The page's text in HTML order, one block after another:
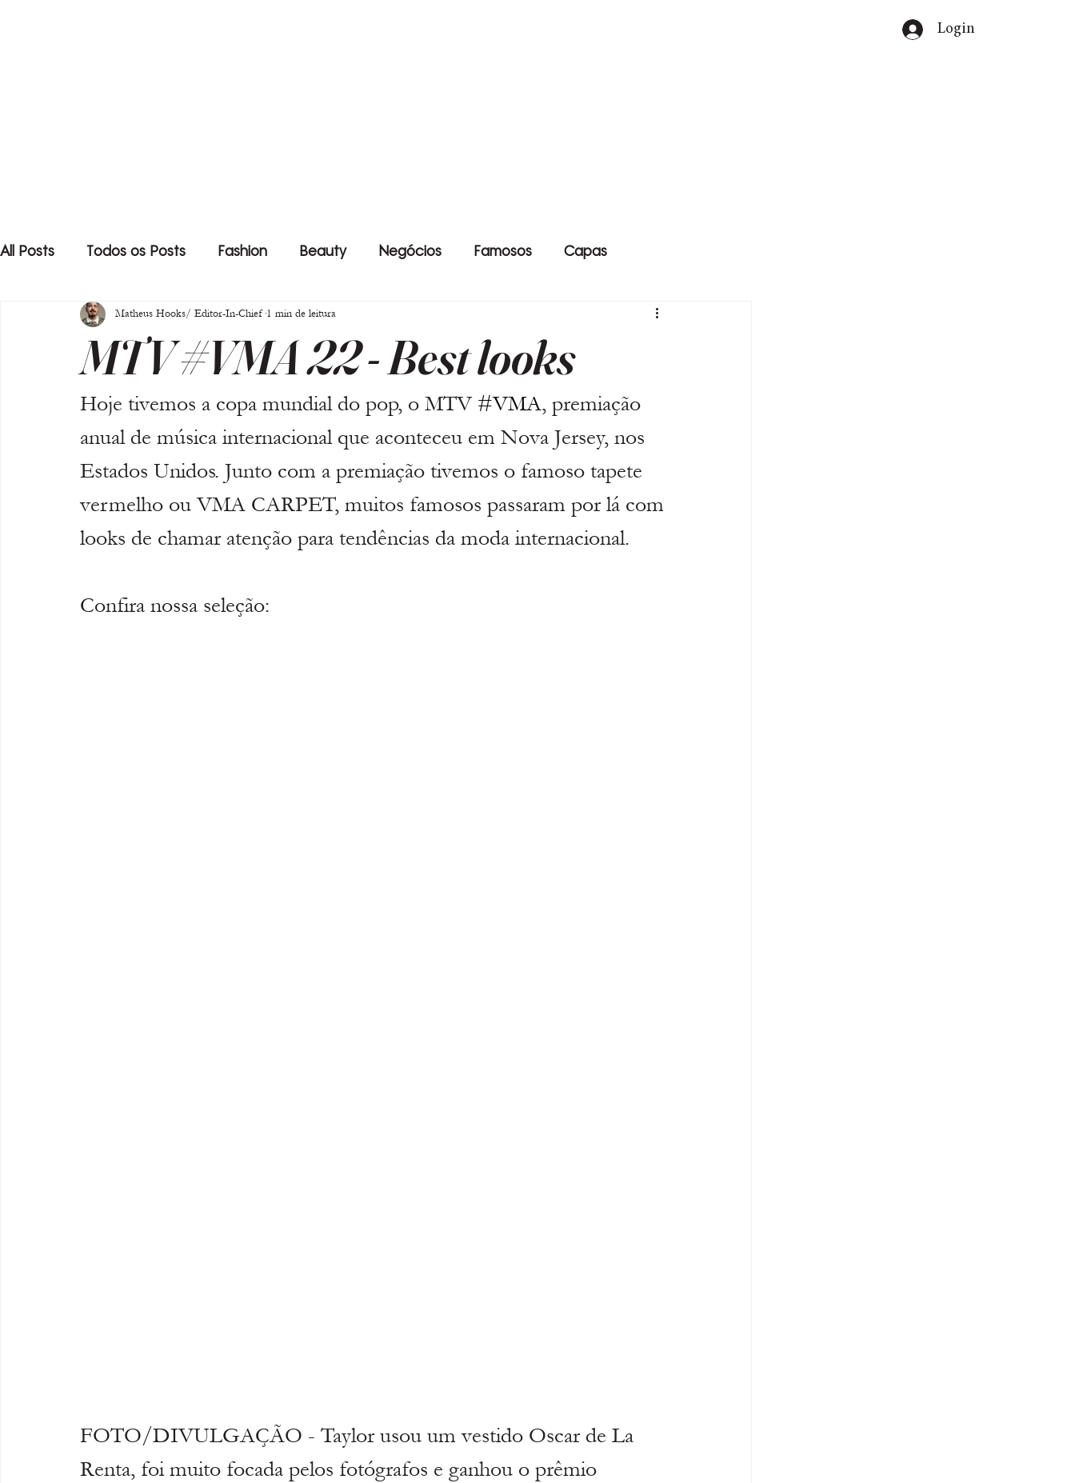
Login
All Posts Todos os Posts Fashion Beauty Negócios Famosos Capas
MTV #VMA 22 - Best looks
Matheus Hooks/ Editor-In-Chief 1 min de leitura
Hoje tivemos a copa mundial do pop, o MTV #VMA, premiação
anual de música internacional que aconteceu em Nova Jersey, nos
Estados Unidos. Junto com a premiação tivemos o famoso tapete
vermelho ou VMA CARPET, muitos famosos passaram por lá com
looks de chamar atenção para tendências da moda internacional.
Confira nossa seleção:
FOTO/DIVULGAÇÃO - Taylor usou um vestido Oscar de La
Renta, foi muito focada pelos fotógrafos e ganhou o prêmio